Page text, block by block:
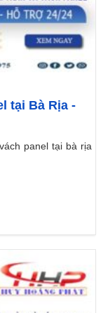
tại Bà Rịa -
panel tại bà rịa